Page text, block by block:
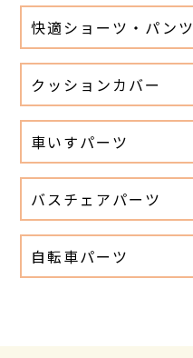
快適ショーツ・パンツ
クッションカバー
車いすパーツ
バスチェアパーツ
自転車パーツ